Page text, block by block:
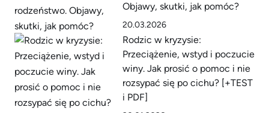
Objawy, skutki, jak pomóc?
20.03.2026
Rodzic w kryzysie:
Przeciążenie, wstyd i poczucie
winy. Jak prosić o pomoc i nie
rozsypać się po cichu? [+TEST
i PDF]